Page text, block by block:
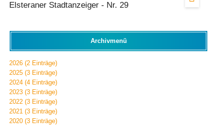
Elsteraner Stadtanzeiger - Nr. 29
Archivmenü
2026 (2 Einträge)
2025 (3 Einträge)
2024 (4 Einträge)
2023 (3 Einträge)
2022 (3 Einträge)
2021 (3 Einträge)
2020 (3 Einträge)